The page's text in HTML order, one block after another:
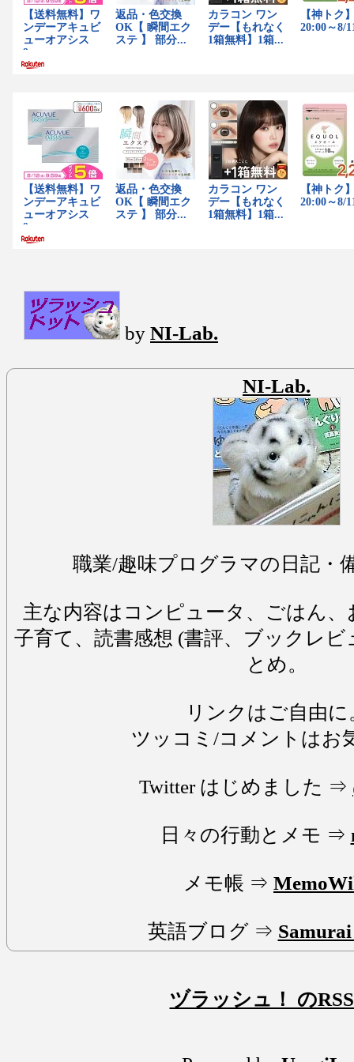
by NI-Lab.
NI-Lab.
職業/趣味プログラマの日記・
主な内容はコンピュータ、ごはん
子育て、読書感想 (書評、ブックレ
とめ。
リンクはご自由に
ツッコミ/コメントはお
Twitter はじめました ⇒
日々の行動とメモ ⇒
メモ帳 ⇒
英語ブログ ⇒
ヅラッシュ！ の